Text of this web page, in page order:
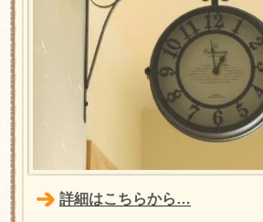
詳細はこちらから…